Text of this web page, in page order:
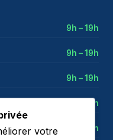
9h – 19h
9h – 19h
9h – 19h
9h – 19h
9h – 19h
votre